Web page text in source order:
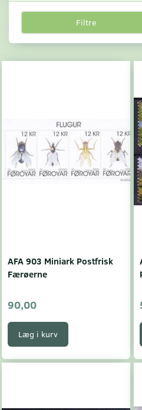
Filtre
AFA 903 Miniark Postfrisk
Færøerne
90,00
Læg i kurv